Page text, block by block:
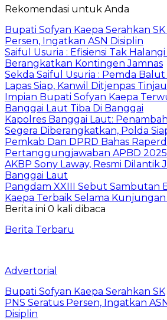
Rekomendasi untuk Anda
Bupati Sofyan Kaepa Serahkan
Persen, Ingatkan ASN Disiplin
Saiful Usuria : Efisiensi Tak
Berangkatkan Kontingen Jamnas
Sekda Saiful Usuria : Pemda
Lapas Siap, Kanwil Ditjenpas
Impian Bupati Sofyan Kaepa
Banggai Laut Tiba Di Banggai
Kapolres Banggai Laut:
Segera Diberangkatkan, Polda
Pemkab Dan DPRD Bahas
Pertanggungjawaban APBD 2025
AKBP Sony Laway, Resmi Dilantik
Banggai Laut
Pangdam XXIII Sebut Sambutan
Kaepa Terbaik Selama Kunjungan
Berita ini 0 kali dibaca
Berita Terbaru
Advertorial
Bupati Sofyan Kaepa Serahkan SK
PNS Seratus Persen, Ingatkan
Disiplin